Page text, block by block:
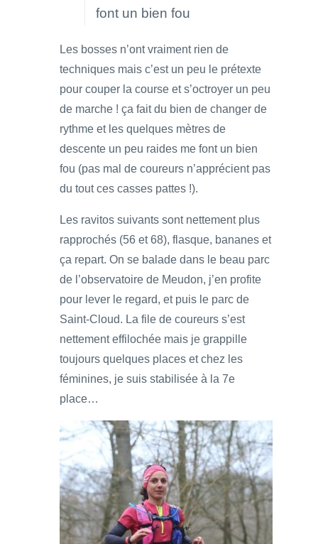
font un bien fou
Les bosses n’ont vraiment rien de
techniques mais c’est un peu le prétexte
pour couper la course et s’octroyer un peu
de marche ! ça fait du bien de changer de
rythme et les quelques mètres de
descente un peu raides me font un bien
fou (pas mal de coureurs n’apprécient pas
du tout ces casses pattes !).
Les ravitos suivants sont nettement plus
rapprochés (56 et 68), flasque, bananes et
ça repart. On se balade dans le beau parc
de l’observatoire de Meudon, j’en profite
pour lever le regard, et puis le parc de
Saint-Cloud. La file de coureurs s’est
nettement effilochée mais je grappille
toujours quelques places et chez les
féminines, je suis stabilisée à la 7e
place…